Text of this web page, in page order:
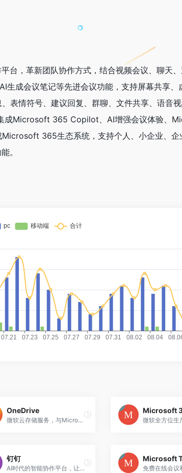
台，革新团队协作方式，结合视频会议、聊天
成会议笔记等先进会议功能，支持屏幕共享、
表情符号、建议回复、群聊、文件共享、语音视
成Microsoft 365 Copilot、AI增强会议体验、
365生态系统，支持个人、小企业、企
。
OneDrive
微软云存储服务，与Microsoft 365深度集成的企业级文件存储平台
Microsoft
钉钉
AI时代的智能协作平台，让进步发生的超级助理